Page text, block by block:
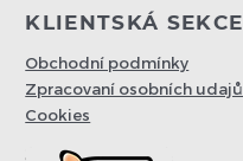
KLIENTSKÁ SEKCE
Obchodní podmínky
Zpracovaní osobních udajů
Cookies